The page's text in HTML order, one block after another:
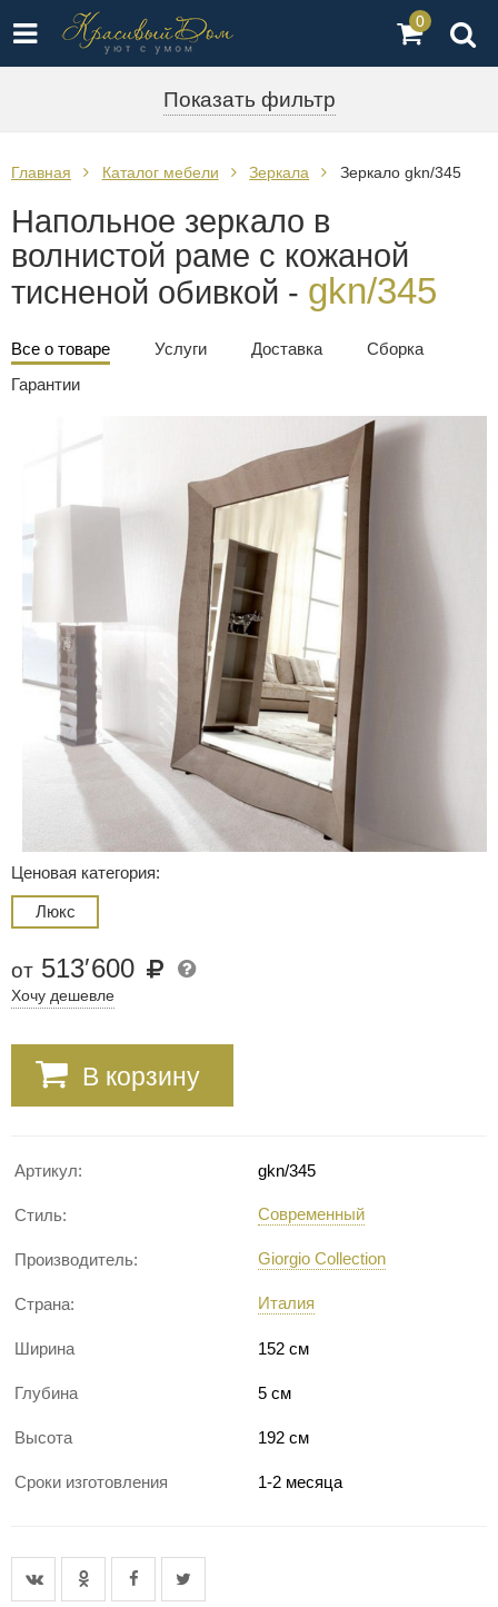
0
Показать фильтр
Главная Каталог мебели Зеркала Зеркало gkn/345
Напольное зеркало в
волнистой раме с кожаной
тисненой обивкой - gkn/345
Все о товаре Услуги Доставка
Сборка
Гарантии
Ценовая категория:
Люкс
от 513′600
Хочу дешевле
В корзину
Артикул: gkn/345
Стиль: Современный
Производитель: Giorgio Collection
Страна: Италия
Ширина 152 см
Глубина 5 см
Высота 192 см
Сроки изготовления 1-2 месяца